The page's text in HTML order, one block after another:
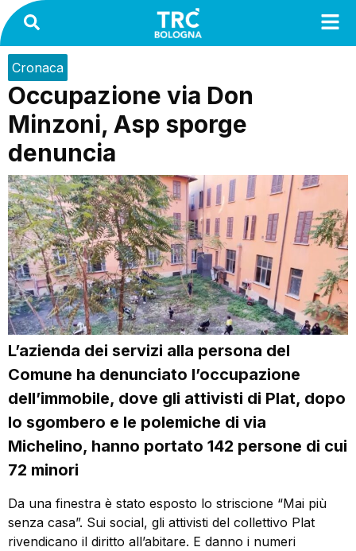
Cronaca
Occupazione via Don
Minzoni, Asp sporge
denuncia
L’azienda dei servizi alla persona del
Comune ha denunciato l’occupazione
dell’immobile, dove gli attivisti di Plat, dopo
lo sgombero e le polemiche di via
Michelino, hanno portato 142 persone di cui
72 minori
Da una finestra è stato esposto lo striscione “Mai più
senza casa”. Sui social, gli attivisti del collettivo Plat
rivendicano il diritto all’abitare. E danno i numeri